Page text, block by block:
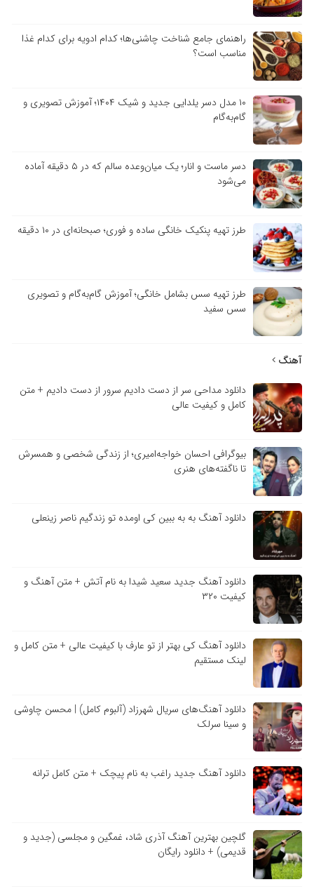
راهنمای جامع شناخت چاشنی‌ها؛ کدام ادویه برای کدام غذا
مناسب است؟
۱۰ مدل دسر یلدایی جدید و شیک ۱۴۰۴؛ آموزش تصویری و
گام‌به‌گام
دسر ماست و انار؛ یک میان‌وعده سالم که در ۵ دقیقه آماده
می‌شود
طرز تهیه پنکیک خانگی ساده و فوری؛ صبحانه‌ای در ۱۰ دقیقه
طرز تهیه سس بشامل خانگی؛ آموزش گام‌به‌گام و تصویری
سس سفید
آهنگ
دانلود مداحی سر از دست دادیم سرور از دست دادیم + متن
کامل و کیفیت عالی
بیوگرافی احسان خواجه‌امیری؛ از زندگی شخصی و همسرش
تا ناگفته‌های هنری
دانلود آهنگ به به ببین کی اومده تو زندگیم ناصر زینعلی
دانلود آهنگ جدید سعید شیدا به نام آتش + متن آهنگ و
کیفیت ۳۲۰
دانلود آهنگ کی بهتر از تو عارف با کیفیت عالی + متن کامل و
لینک مستقیم
دانلود آهنگ‌های سریال شهرزاد (آلبوم کامل) | محسن چاوشی
و سینا سرلک
دانلود آهنگ جدید راغب به نام پیچک + متن کامل ترانه
گلچین بهترین آهنگ آذری شاد، غمگین و مجلسی (جدید و
قدیمی) + دانلود رایگان